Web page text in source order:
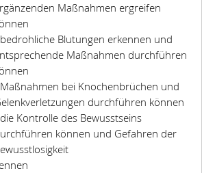
Maßnahmen ergreifen
Blutungen erkennen und
Maßnahmen durchführen
bei Knochenbrüchen und
durchführen können
Kontrolle des Bewusstseins
können und Gefahren der